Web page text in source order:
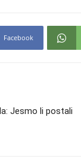
Facebook
Jesmo li postali